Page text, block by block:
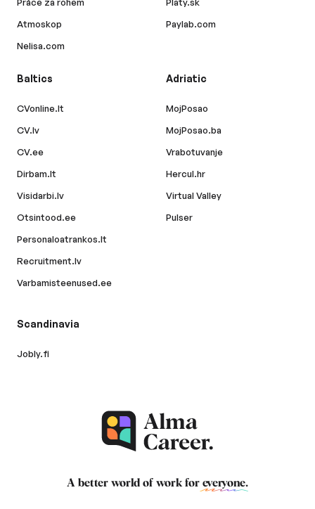
Práce za rohem
Atmoskop
Nelisa.com
Platy.sk
Paylab.com
Baltics
CVonline.lt
CV.lv
CV.ee
Dirbam.lt
Visidarbi.lv
Otsintood.ee
Personaloatrankos.lt
Recruitment.lv
Varbamisteenused.ee
Adriatic
MojPosao
MojPosao.ba
Vrabotuvanje
Hercul.hr
Virtual Valley
Pulser
Scandinavia
Jobly.fi
A better world of work for everyone.